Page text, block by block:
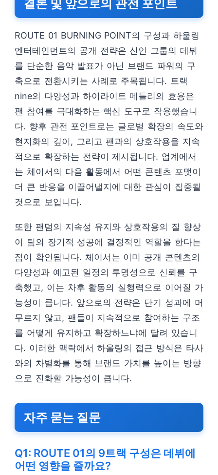
결론 및 앞으로의 관전 포인트
ROUTE 01 BURNING POINT의 구성과 하울링
엔터테인먼트의 공개 전략은 신인 그룹의 데뷔
를 단순한 음악 발표가 아닌 브랜드 파워의 구
축으로 전환시키는 사례로 주목됩니다. 트랙
nine의 다양성과 하이라이트 메들리의 효용은
팬 참여를 극대화하는 핵심 도구로 작용했습니
다. 향후 관전 포인트로는 글로벌 확장의 속도와
현지화의 깊이, 그리고 팬과의 상호작용을 지속
적으로 확장하는 전략이 제시됩니다. 업계에서
는 체이서의 다음 활동에서 어떤 콘텐츠 포맷이
더 큰 반응을 이끌어낼지에 대한 관심이 집중될
것으로 보입니다.
또한 팬덤의 지속성 유지와 상호작용의 질 향상
이 팀의 장기적 성공에 결정적인 역할을 한다는
점이 확인됩니다. 체이서는 이미 공개 콘텐츠의
다양성과 예고된 일정의 투명성으로 신뢰를 구
축했고, 이는 차후 활동의 실행력으로 이어질 가
능성이 큽니다. 앞으로의 전략은 단기 성과에 머
무르지 않고, 팬들이 지속적으로 참여하는 구조
를 어떻게 유지하고 확장하느냐에 달려 있습니
다. 이러한 맥락에서 하울링의 접근 방식은 타사
와의 차별화를 통해 브랜드 가치를 높이는 방향
으로 진화할 가능성이 큽니다.
자주 묻는 질문
Q1: ROUTE 01의 9트랙 구성은 데뷔에
어떤 영향을 줄까요?